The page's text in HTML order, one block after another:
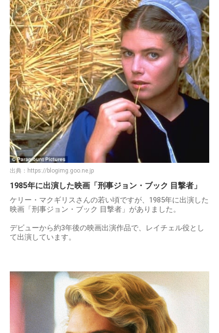
出典： https://blogimg.goo.ne.jp
1985年に出演した映画「刑事ジョン・ブック 目撃者」
ケリー・マクギリスさんの若い頃ですが、1985年に出演した
映画「刑事ジョン・ブック 目撃者」がありました。
デビューから約3年後の映画出演作品で、レイチェル役とし
て出演しています。